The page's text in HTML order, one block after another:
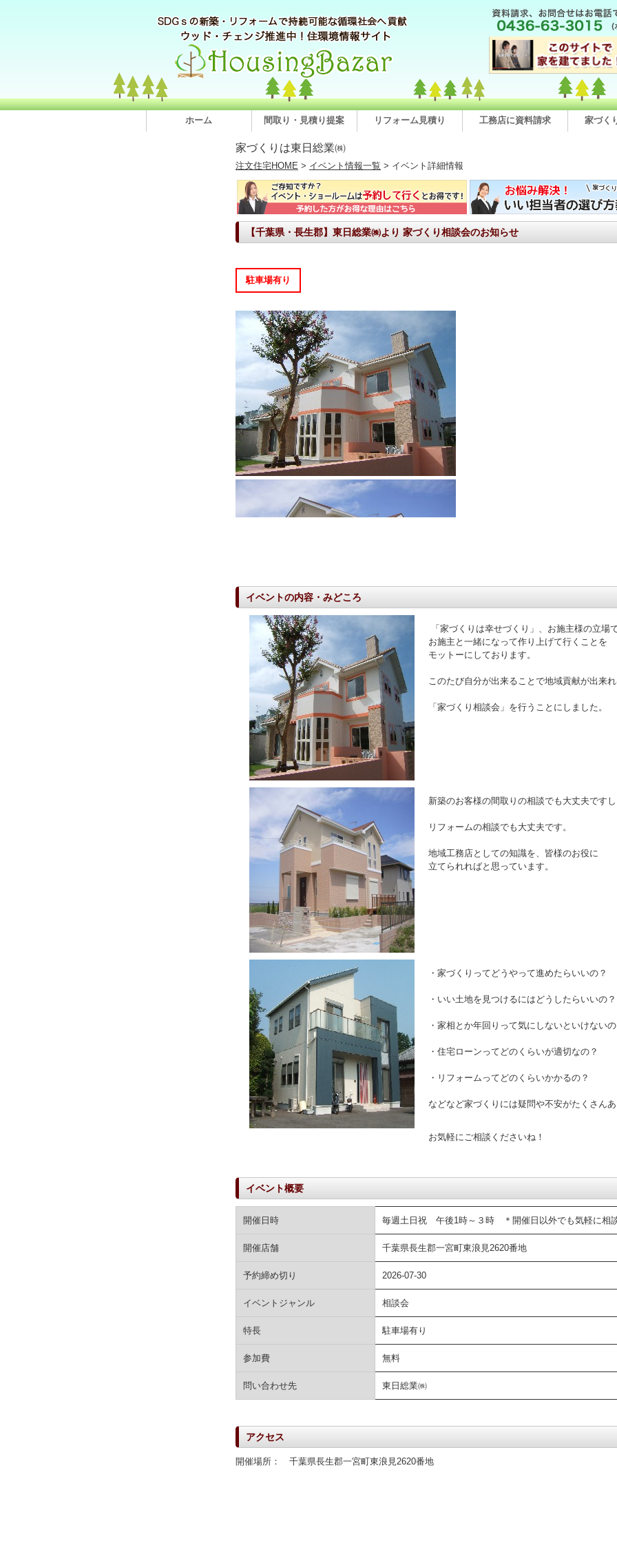
ホーム 間取り・見積り提案 リフォーム見積り 工務店に資料請求 家づく
家づくりは東日総業㈱
注文住宅HOME > イベント情報一覧 > イベント詳細情報
【千葉県・長生郡】東日総業㈱より 家づくり相談会のお知らせ
駐車場有り
イベントの内容・みどころ
「家づくりは幸せづくり」、お施主様の立場で
お施主と一緒になって作り上げて行くことを
モットーにしてお
このたび自分が出来ることで地域
「家づくり相談会」を行うことにしました。
新築のお客様の間取りの相談でも
リフォームの相談でも大
地域工務店としての知識を、皆様のお役に
立てられればと思っています。
・家づくりってどうやって進め
・いい土地を見つけるにはどう
・家相とか年回りって気にしない
・住宅ローンってどのくらい
・リフォームってどのくら
などなど家づくりには疑問や不安がたくさんあ
お気軽にご相談くださいね！
イベント概要
開催日時 毎週土日祝 午後1時～３時 ＊開催日以外でも気軽に相
開催店舗 千葉県長生郡一宮町東浪見2620番地
予約締め切り 2026-07-30
イベントジャンル 相談会
特長 駐車場有り
参加費 無料
問い合わせ先 東日総業㈱
アクセス
開催場所： 千葉県長生郡一宮町東浪見2620番地